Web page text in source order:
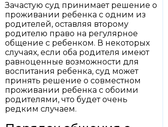
Зачастую суд принимает решение о
проживании ребенка с одним из
родителей, оставляя второму
родителю право на регулярное
общение с ребенком. В некоторых
случаях, если оба родителя имеют
равноценные возможности для
воспитания ребенка, суд может
принять решение о совместном
проживании ребенка с обоими
родителями, что будет очень
редким случаем.